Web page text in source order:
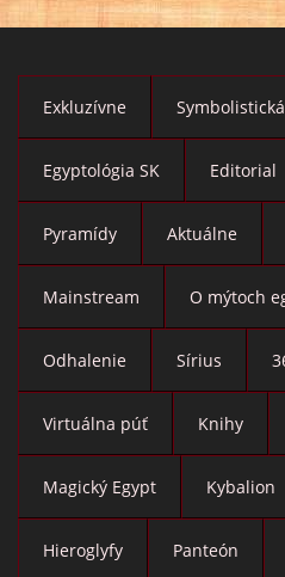
Exkluzívne
Egyptológia SK Editorial
Pyramídy Aktuálne
Mainstream O mýtoch
Odhalenie Sírius
Virtuálna púť Knihy
Magický Egypt Kybalion
Hieroglyfy Panteón